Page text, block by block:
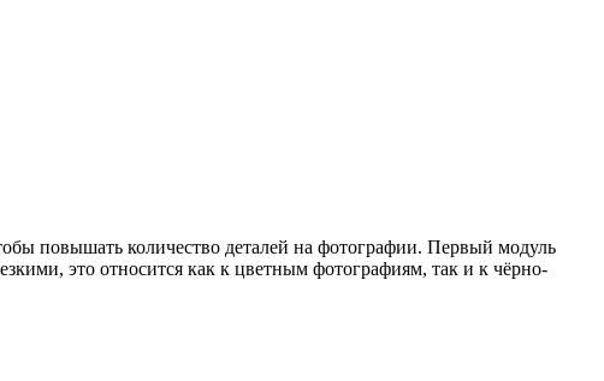
повышать количество деталей на фотографии. Первый модуль
это относится как к цветным фотографиям, так и к чёрно-